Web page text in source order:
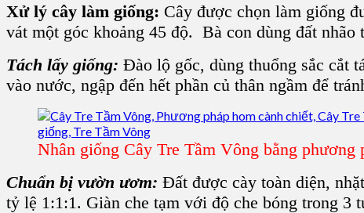
Xử lý cây làm giống: Cây được chọn làm giống
vát một góc khoảng 45 độ. Bà con dùng đất nhão
Tách lấy giống: Đào lộ gốc, dùng thuổng sắc cắt
vào nước, ngập đến hết phần củ thân ngầm để
Nhân giống Cây Tre Tầm Vông bằng phương
Chuẩn bị vườn ươm: Đất được cày toàn diện,
tỷ lệ 1:1:1. Giàn che tạm với độ che bóng trong 3